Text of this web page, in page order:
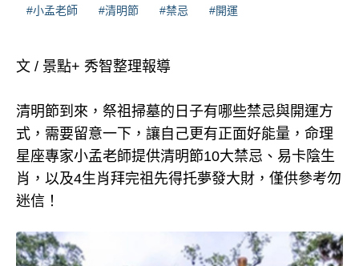
#小孟老師 #清明節 #禁忌 #開運
文 / 景點+ 秀智整理報導
清明節到來，祭祖掃墓的日子有哪些禁忌與開運方
式，需要留意一下，讓自己更有正面好能量，命理
星座專家小孟老師提供清明節10大禁忌、易卡陰生
肖，以及4生肖拜完祖先得托夢發大財，僅供參考勿
迷信！